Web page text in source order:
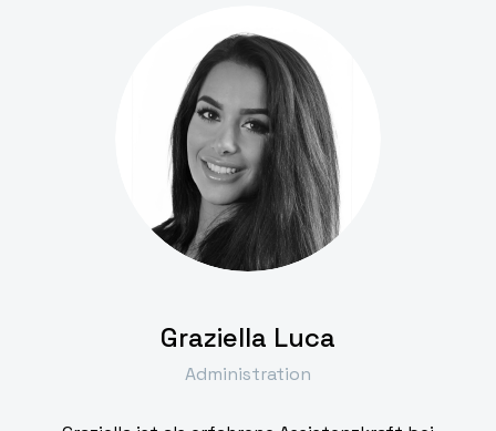
Graziella Luca
Administration